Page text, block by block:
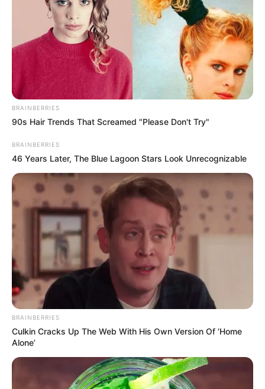
BRAINBERRIES
90s Hair Trends That Screamed "Please Don't Try"
BRAINBERRIES
46 Years Later, The Blue Lagoon Stars Look Unrecognizable
BRAINBERRIES
Culkin Cracks Up The Web With His Own Version Of ‘Home
Alone’